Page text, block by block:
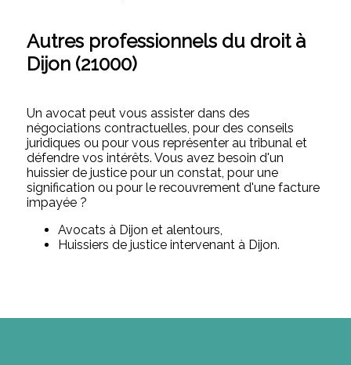
Autres professionnels du droit à
Dijon (21000)
Un avocat peut vous assister dans des
négociations contractuelles, pour des conseils
juridiques ou pour vous représenter au tribunal et
défendre vos intérêts. Vous avez besoin d'un
huissier de justice pour un constat, pour une
signification ou pour le recouvrement d'une facture
impayée ?
Avocats à Dijon et alentours,
Huissiers de justice intervenant à Dijon.